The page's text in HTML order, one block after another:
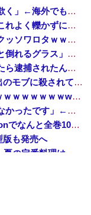
【画像】 「マスク美人さん、また我々を欺く」←海外でも流行りだした結果がこちらw w w w w w w
【動画】 クソガキロケット、怖すぎる…これよく轢かずに止まれたな
【画像】 このボケて、破壊力ありすぎてクッソワロタｗｗｗｗｗｗｗｗｗ
【画像】 「ビールと水を交互に飲まないと倒れるグラス」発売
【驚愕】 社内で「これ」のやり取りしてたら逮捕されたんだがｗｗｗｗｗｗｗ
みいちゃんと山田さん「主人公がぽっと出のモブに殺されて終わります」←これ
【画像】坂道女子のバスト一覧ｗｗｗｗｗｗｗｗｗｗｗｗwｗｗｗｗ
【画像】 宇垣美里「学生時代は全然モテなかったです」←これほんまかぁ？w w w w w w w w
【朗報】 大人気漫画「GANTZ」がAmazonでなんと全巻100円ｗｗｗｗｗｗ
版も発売へ